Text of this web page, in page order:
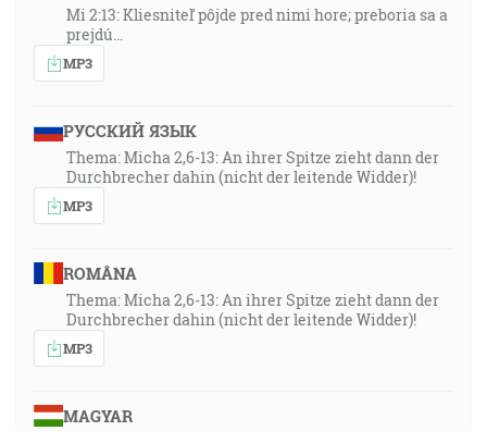
Mi 2:13: Kliesniteľ pôjde pred nimi hore; preboria sa a
prejdú…
MP3
РУССКИЙ ЯЗЫК
Thema: Micha 2,6-13: An ihrer Spitze zieht dann der
Durchbrecher dahin (nicht der leitende Widder)!
MP3
ROMÂNA
Thema: Micha 2,6-13: An ihrer Spitze zieht dann der
Durchbrecher dahin (nicht der leitende Widder)!
MP3
MAGYAR